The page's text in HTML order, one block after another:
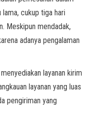
cukup tiga hari
Meskipun mendadak,
adanya pengalaman
layanan kirim
layanan yang luas
pengiriman yang